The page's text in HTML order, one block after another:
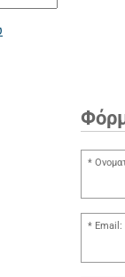
Email: